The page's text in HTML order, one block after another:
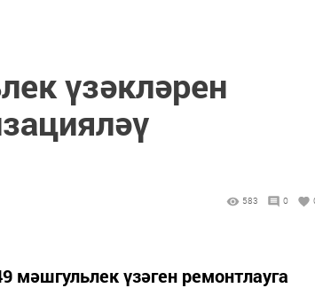
үзәкләрен
583 0
мәшгульлек үзәген ремонтлауга